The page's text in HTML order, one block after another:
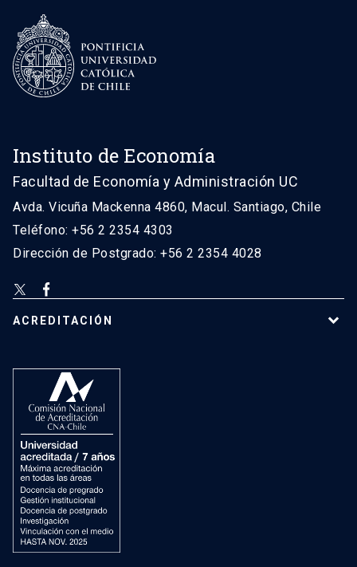
Instituto de Economía
Facultad de Economía y Administración UC
Avda. Vicuña Mackenna 4860, Macul. Santiago, Chile
Teléfono: +56 2 2354 4303
Dirección de Postgrado: +56 2 2354 4028
ACREDITACIÓN